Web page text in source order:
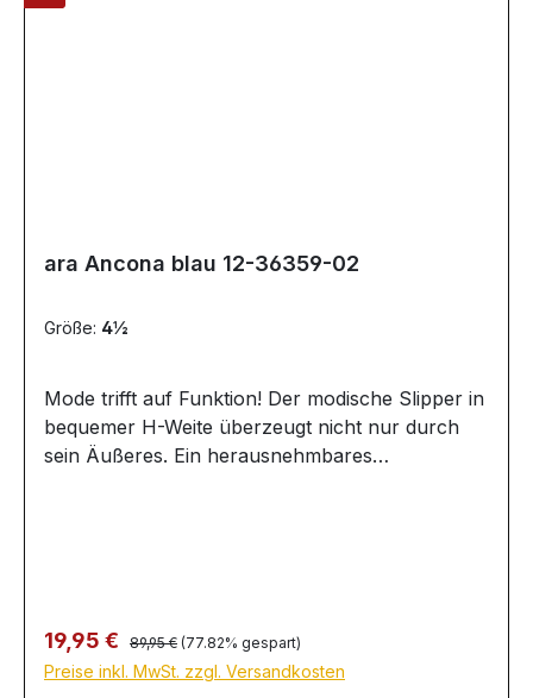
ara Ancona blau 12-36359-02
Größe: 4½
Mode trifft auf Funktion! Der modische Slipper in
bequemer H-Weite überzeugt nicht nur durch
sein Äußeres. Ein herausnehmbares
Verkaufspreis:
19,95 € Regulärer Preis:
89,95 € (77.82% gespart)
Preise inkl. MwSt. zzgl. Versandkosten